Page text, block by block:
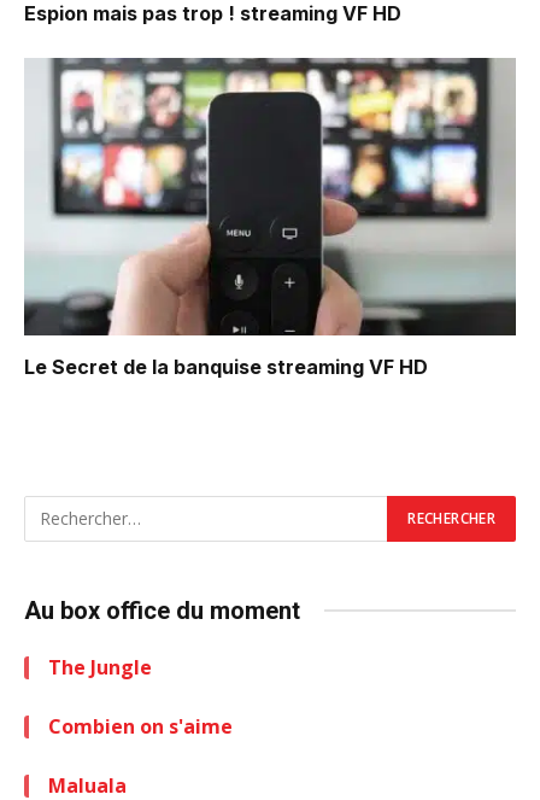
Espion mais pas trop ! streaming VF HD
Le Secret de la banquise streaming VF HD
Au box office du moment
The Jungle
Combien on s'aime
Maluala